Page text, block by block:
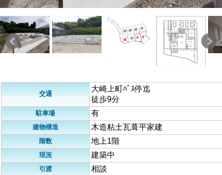
交通
大崎上町ﾊﾞｽ停迄
徒歩9分
駐車場 有
建物構造 木造粘土瓦葺平家建
階数 地上1階
現況 建築中
引渡 相談